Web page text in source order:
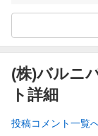
(株)バルニ
ト詳細
投稿コメント一覧